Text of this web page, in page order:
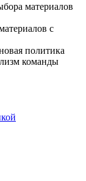
материалов
с
политика
команды